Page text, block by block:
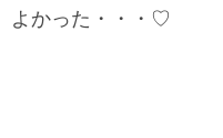
よかった・・・♡